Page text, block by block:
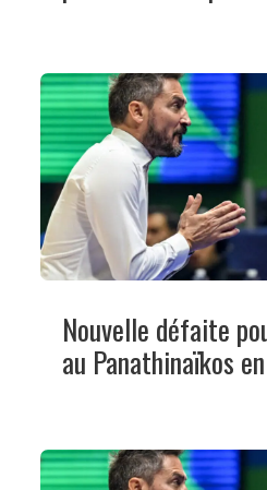
Nouvelle défaite
au Panathinaïkos